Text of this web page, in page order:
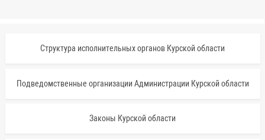
Структура исполнительных органов Курской области
Подведомственные организации Администрации Курской области
Законы Курской области